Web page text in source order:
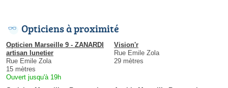
Opticiens à proximité
Opticien Marseille 9 - ZANARDI
artisan lunetier
Rue Emile Zola
15 mètres
Ouvert jusqu'à 19h
Vision'r
Rue Emile Zola
29 mètres